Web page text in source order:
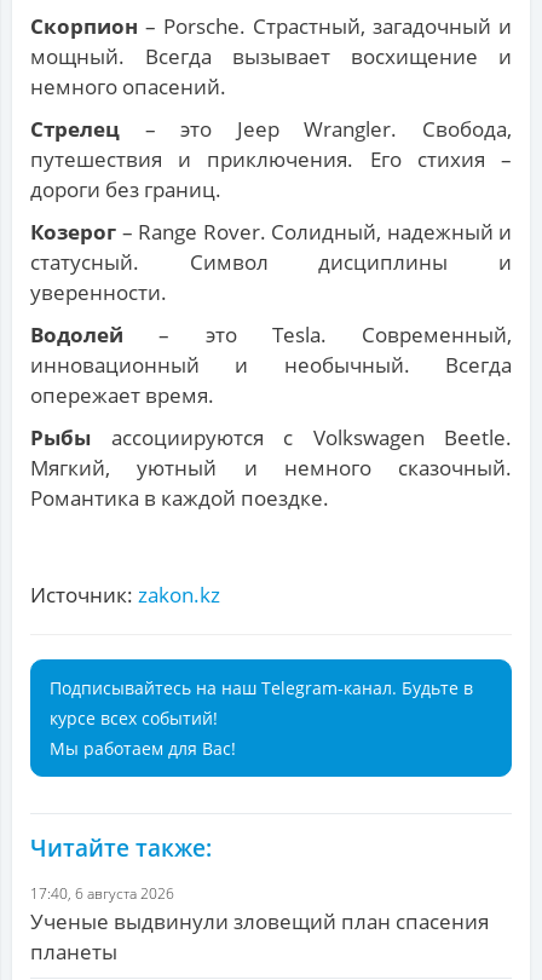
Скорпион – Porsche. Страстный, загадочный и
мощный. Всегда вызывает восхищение и
немного опасений.
Стрелец – это Jeep Wrangler. Свобода,
путешествия и приключения. Его стихия –
дороги без границ.
Козерог – Range Rover. Солидный, надежный и
статусный. Символ дисциплины и
уверенности.
Водолей – это Tesla. Современный,
инновационный и необычный. Всегда
опережает время.
Рыбы ассоциируются с Volkswagen Beetle.
Мягкий, уютный и немного сказочный.
Романтика в каждой поездке.
Источник: zakon.kz
Подписывайтесь на наш Telegram-канал. Будьте в
курсе всех событий!
Мы работаем для Вас!
Читайте также:
17:40, 6 августа 2026
Ученые выдвинули зловещий план спасения
планеты